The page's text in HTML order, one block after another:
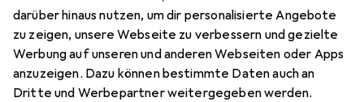
darüber hinaus nutzen, um dir personalisierte Angebote
zu zeigen, unsere Webseite zu verbessern und gezielte
Werbung auf unseren und anderen Webseiten oder Apps
anzuzeigen. Dazu können bestimmte Daten auch an
Dritte und Werbepartner weitergegeben werden.